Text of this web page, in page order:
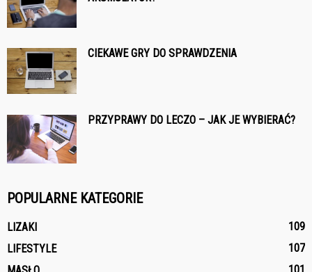
CIEKAWE GRY DO SPRAWDZENIA
PRZYPRAWY DO LECZO – JAK JE WYBIERAĆ?
POPULARNE KATEGORIE
LIZAKI
109
LIFESTYLE
107